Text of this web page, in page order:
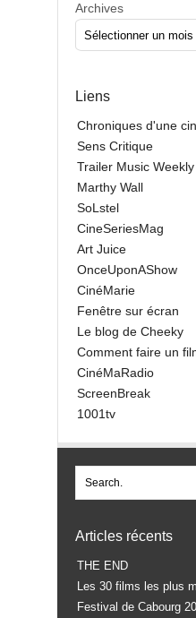
Archives
Liens
Chroniques d'une
Sens Critique
Trailer Music Weekly
Marthy Wall
SoLstel
CineSeriesMag
Art Juice
OnceUponAShow
CinéMarie
Fenêtre sur écran
Le blog de Cheeky
Comment faire un
CinéMaRadio
ScreenBreak
1001tv
Articles récents
THE END
Les 30 films les plus
Festival de Cabourg